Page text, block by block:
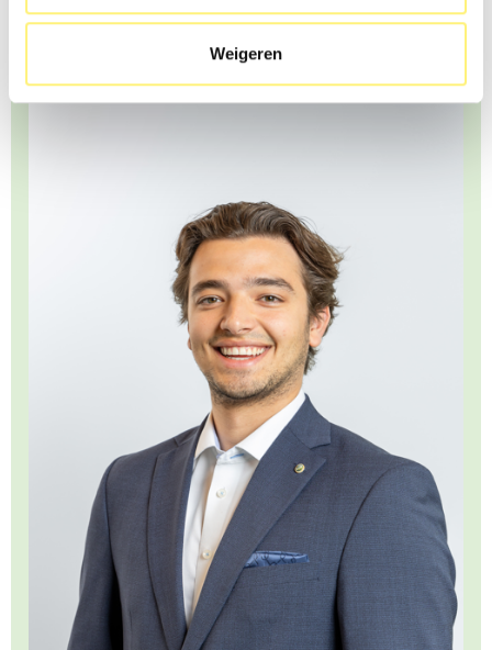
Weigeren
Bekijk zeker ook onze website voor meer vacatures in IT:
https://www.kwery.be/jobs